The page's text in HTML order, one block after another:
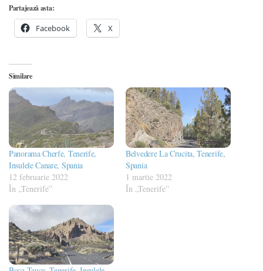
Partajează asta:
Facebook X
Similare
Panorama Cherfe, Tenerife,
Insulele Canare, Spania
12 februarie 2022
În „Tenerife”
Belvedere La Crucita, Tenerife,
Spania
1 martie 2022
În „Tenerife”